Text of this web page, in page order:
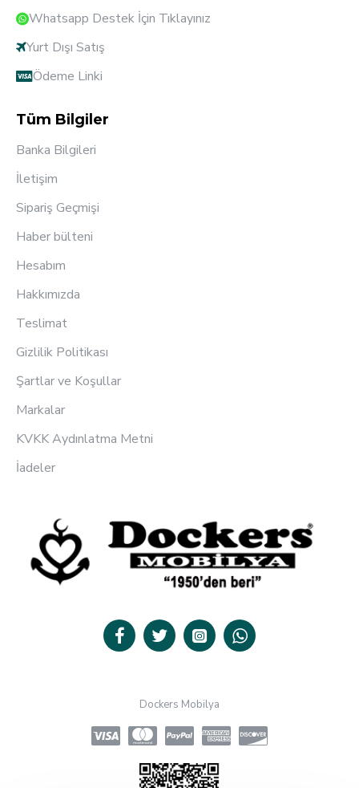
Whatsapp Destek İçin Tıklayınız
Yurt Dışı Satış
Ödeme Linki
Tüm Bilgiler
Banka Bilgileri
İletişim
Sipariş Geçmişi
Haber bülteni
Hesabım
Hakkımızda
Teslimat
Gizlilik Politikası
Şartlar ve Koşullar
Markalar
KVKK Aydınlatma Metni
İadeler
Dockers Mobilya